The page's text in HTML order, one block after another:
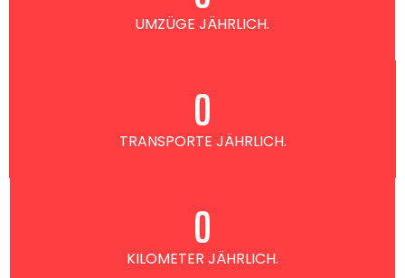
UMZÜGE JÄHRLICH.
TRANSPORTE JÄHRLICH.
0
KILOMETER JÄHRLICH.
0